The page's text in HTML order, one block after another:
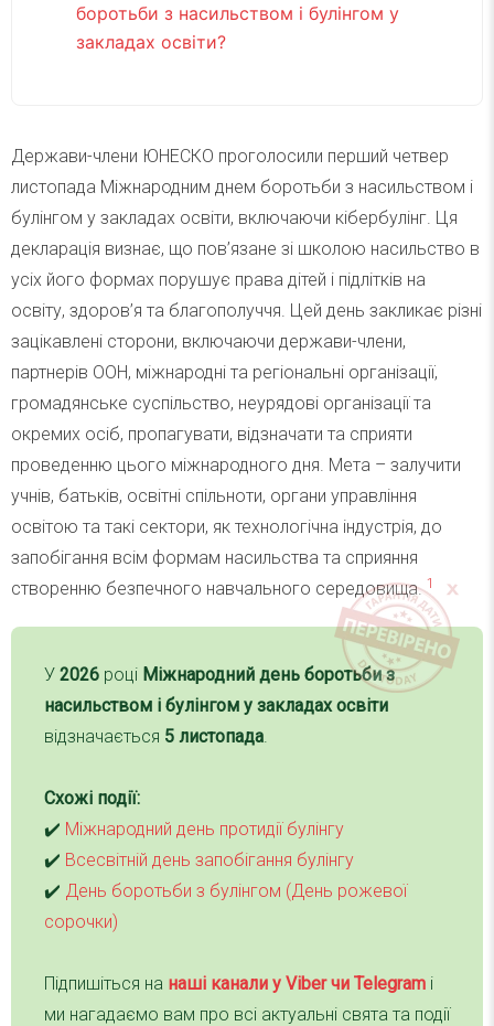
боротьби з насильством і булінгом у
закладах освіти?
Держави-члени ЮНЕСКО проголосили перший четвер
листопада Міжнародним днем боротьби з насильством і
булінгом у закладах освіти, включаючи кібербулінг. Ця
декларація визнає, що пов’язане зі школою насильство в
усіх його формах порушує права дітей і підлітків на
освіту, здоров’я та благополуччя. Цей день закликає різні
зацікавлені сторони, включаючи держави-члени,
партнерів ООН, міжнародні та регіональні організації,
громадянське суспільство, неурядові організації та
окремих осіб, пропагувати, відзначати та сприяти
проведенню цього міжнародного дня. Мета – залучити
учнів, батьків, освітні спільноти, органи управління
освітою та такі сектори, як технологічна індустрія, до
запобігання всім формам насильства та сприяння
створенню безпечного навчального середовища.1
У 2026 році Міжнародний день боротьби з
насильством і булінгом у закладах освіти
відзначається 5 листопада
Схожі події:
✔️ Міжнародний день протидії булінгу
✔️ Всесвітній день запобігання булінгу
✔️ День боротьби з булінгом (День рожевої
сорочки)
Підпишіться на наші канали у Viber чи Telegram і
ми нагадаємо вам про всі актуальні свята та події